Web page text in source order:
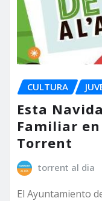
CULTURA
Esta
Familiar
Torrent
torrent al dia
El Ayuntamiento